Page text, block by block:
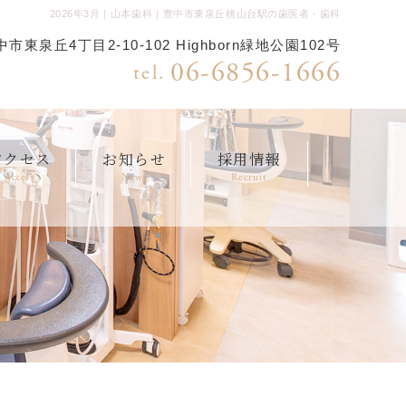
2026年3月｜山本歯科｜豊中市東泉丘桃山台駅の歯医者・歯科
市東泉丘4丁目2-10-102 Highborn緑地公園102号
tel. 06-6856-1666
クセス
Access
お知らせ
News
採用情報
Recruit